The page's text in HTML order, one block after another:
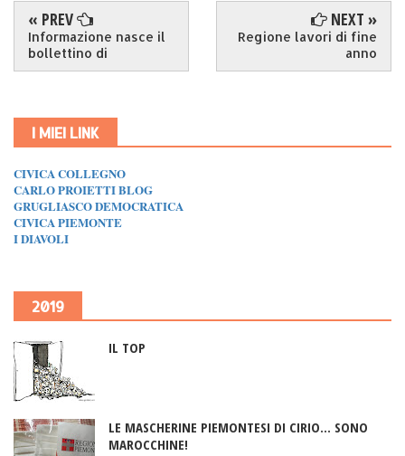
« PREV
Informazione nasce il
bollettino di
NEXT »
Regione lavori di fine
anno
I MIEI LINK
CIVICA COLLEGNO
CARLO PROIETTI BLOG
GRUGLIASCO DEMOCRATICA
CIVICA PIEMONTE
I DIAVOLI
2019
IL TOP
LE MASCHERINE PIEMONTESI DI CIRIO... SONO
MAROCCHINE!